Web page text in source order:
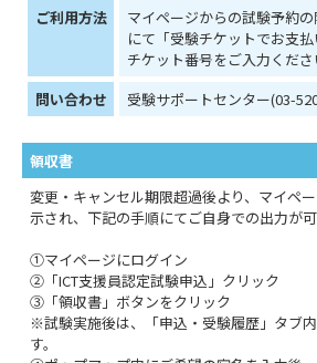
ご利用方法
マイページからの試験予約
にて「受験チケットでお支
チケット番号をご入力くださ
問い合わせ
受験サポートセンター(03-
領収書
変更・キャンセル期限超過後より、マイペ
示され、下記の手順にてご自身での出力が可
①マイページにログイン
②「ICT支援員認定試験申込」クリック
③「領収書」ボタンをクリック
※試験実施後は、「申込・受験履歴」タブ
す。